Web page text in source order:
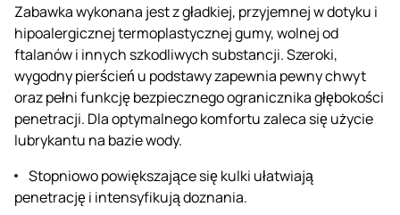
Zabawka wykonana jest z gładkiej, przyjemnej w dotyku i
hipoalergicznej termoplastycznej gumy, wolnej od
ftalanów i innych szkodliwych substancji. Szeroki,
wygodny pierścień u podstawy zapewnia pewny chwyt
oraz pełni funkcję bezpiecznego ogranicznika głębokości
penetracji. Dla optymalnego komfortu zaleca się użycie
lubrykantu na bazie wody.
Stopniowo powiększające się kulki ułatwiają
penetrację i intensyfikują doznania.